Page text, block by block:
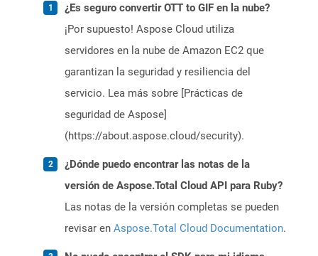
¿Es seguro convertir OTT to GIF en la nube?
¡Por supuesto! Aspose Cloud utiliza
servidores en la nube de Amazon EC2 que
garantizan la seguridad y resiliencia del
servicio. Lea más sobre [Prácticas de
seguridad de Aspose]
(https://about.aspose.cloud/security).
¿Dónde puedo encontrar las notas de la
versión de Aspose.Total Cloud API para Ruby?
Las notas de la versión completas se pueden
revisar en Aspose.Total Cloud Documentation.